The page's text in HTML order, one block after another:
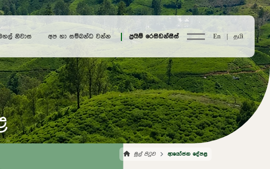
නිවාස අප හා සම්බන්ධ වන්න ප්‍රයිම් රෙසිඩන්සීස් En | தமி
මුල් පිටුව ආයෝජන දේපළ